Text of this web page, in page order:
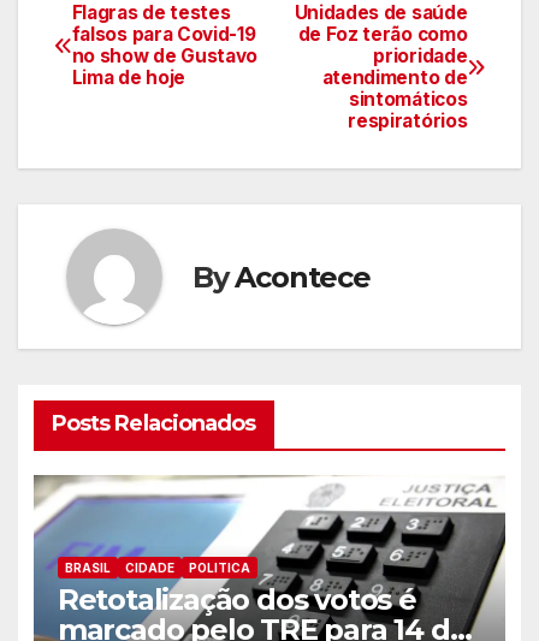
Navegação
de
Unidades de saúde
de Foz terão como
prioridade
atendimento de
sintomáticos
respiratórios
Flagras de testes
falsos para Covid-19
no show de Gustavo
Lima de hoje
ByAcontece
Posts Relacionados
BRASIL CIDADE POLITICA
Retotalização dos votos é
marcado pelo TRE para 14 de